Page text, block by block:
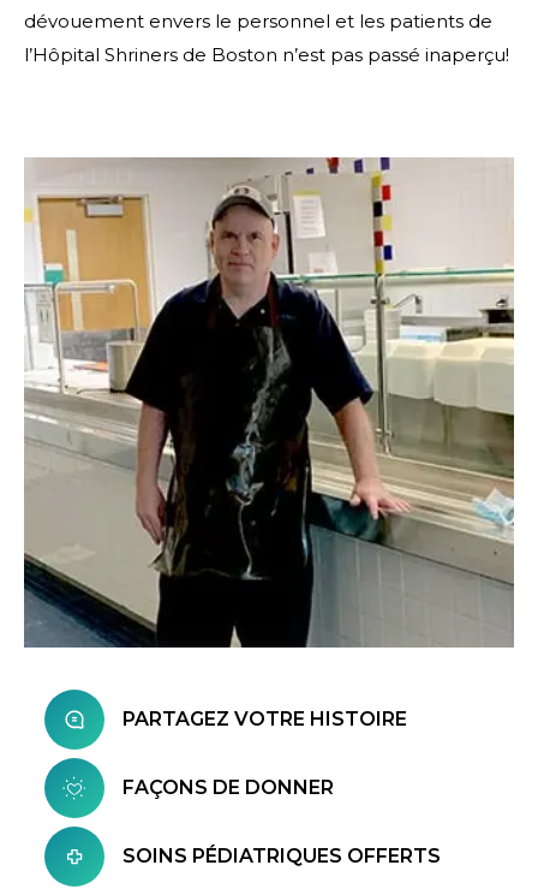
dévouement envers le personnel et les patients de
l’Hôpital Shriners de Boston n’est pas passé inaperçu!
PARTAGEZ VOTRE HISTOIRE
FAÇONS DE DONNER
SOINS PÉDIATRIQUES OFFERTS